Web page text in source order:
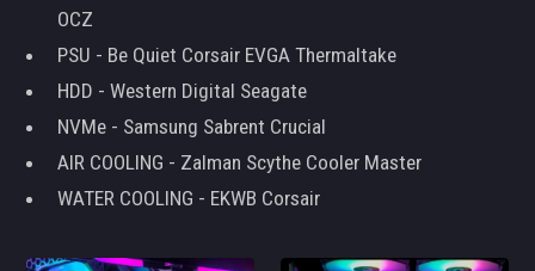
OCZ
PSU - Be Quiet Corsair EVGA Thermaltake
HDD - Western Digital Seagate
NVMe - Samsung Sabrent Crucial
AIR COOLING - Zalman Scythe Cooler Master
WATER COOLING - EKWB Corsair